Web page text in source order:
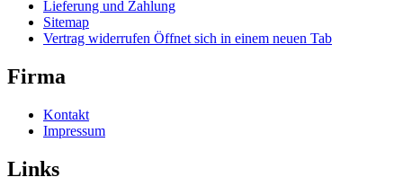
Lieferung und Zahlung
Sitemap
Vertrag widerrufen Öffnet sich in einem neuen Tab
Firma
Kontakt
Impressum
Links